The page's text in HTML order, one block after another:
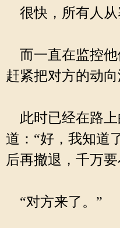
很快，所有人从
而一直在监控他
赶紧把对方的动向
此时已经在路上
道：“好，我知道
后再撤退，千万
“对方来了。”